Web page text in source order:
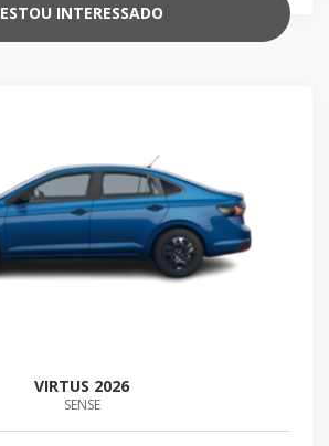
ESTOU INTERESSADO
VIRTUS 2026
SENSE